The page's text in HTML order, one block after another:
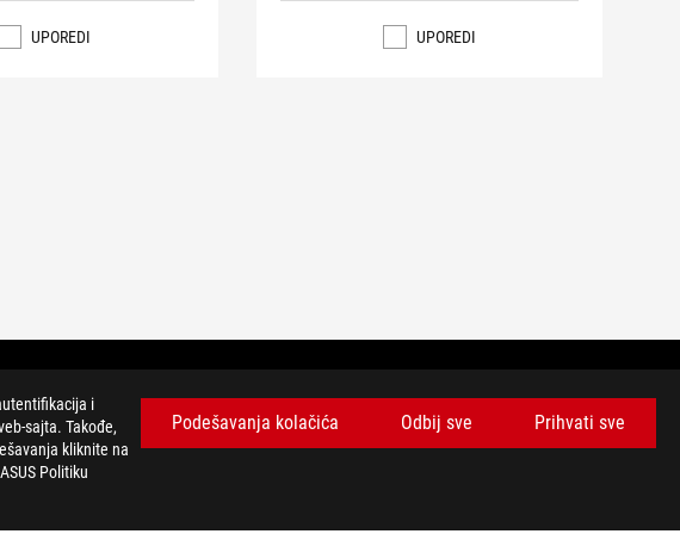
i
sajta. Takođe,
kliknite na
Politiku
Podešavanja kolačića Odbij sve Prihvati sve
UPOREDI UPOREDI
BUDITE U TOKU SA NAJNOVIJIM PONUDAMA!